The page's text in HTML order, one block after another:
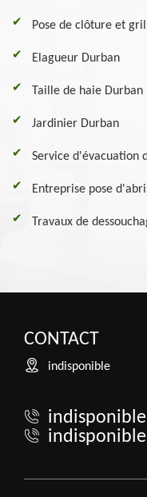
Pose de clôture et
Elagueur Durban
Taille de haie Durban
Jardinier Durban
Service d'évacuation
Entreprise pose
Travaux de
CONTACT
indisponible
indisponible
indisponible